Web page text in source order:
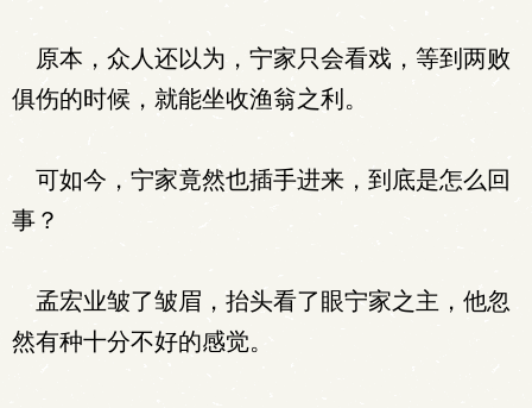
原本，众人还以为，宁家只会看戏，等到两败
俱伤的时候，就能坐收渔翁之利。
可如今，宁家竟然也插手进来，到底是怎么回
事？
孟宏业皱了皱眉，抬头看了眼宁家之主，他忽
然有种十分不好的感觉。